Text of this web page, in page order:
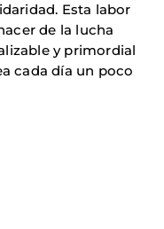
Esta labor
de la lucha
y primordial
cada día un poco